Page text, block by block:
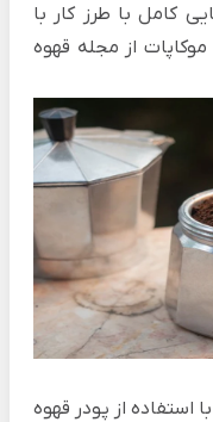
کامل با طرز کار با
از مجله قهوه
از پودر قهوه